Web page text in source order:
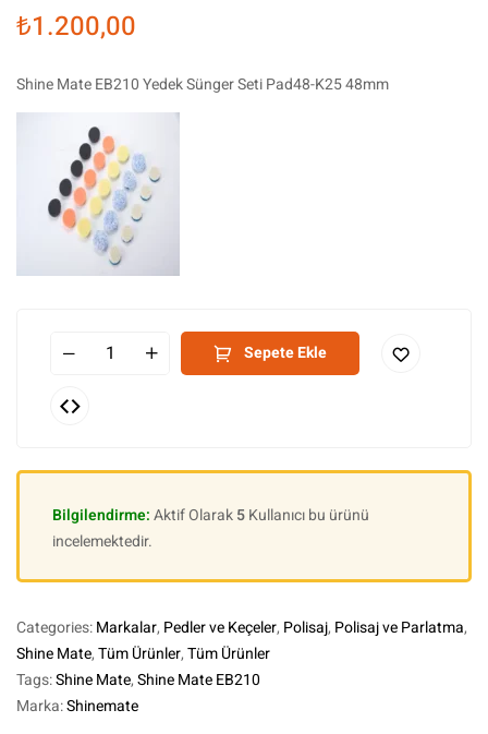
₺1.200,00
Shine Mate EB210 Yedek Sünger Seti Pad48-K25 48mm
Sepete Ekle
Bilgilendirme:Aktif Olarak5Kullanıcı bu ürünü
incelemektedir.
Categories:Markalar, Pedler ve Keçeler, Polisaj, Polisaj ve Parlatma,
Shine Mate,Tüm Ürünler,Tüm Ürünler
Tags:Shine Mate,Shine Mate EB210
Marka:Shinemate